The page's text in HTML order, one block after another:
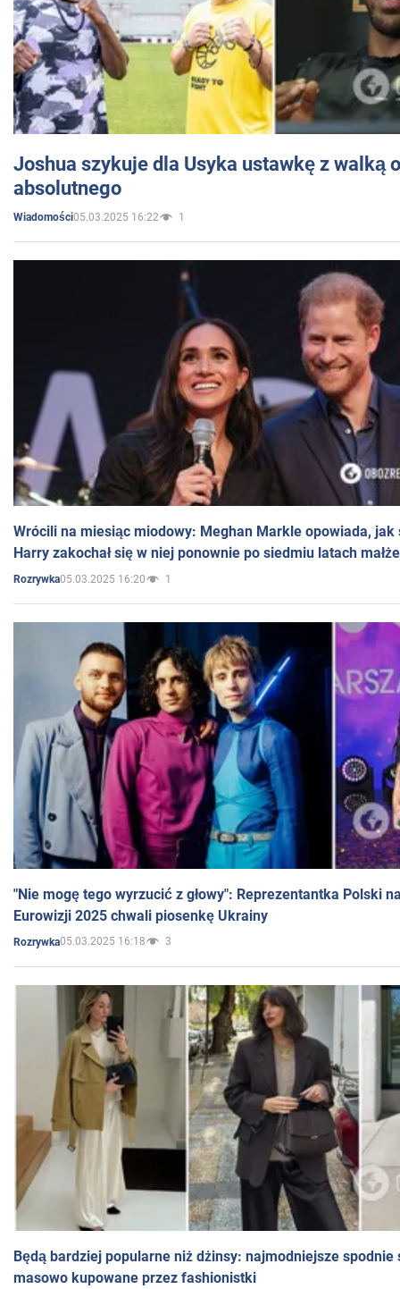
Joshua szykuje dla Usyka ustawkę z walką
absolutnego
Wiadomości05.03.2025 16:22 1
Wrócili na miesiąc miodowy: Meghan Markle opowiada, jak
Harry zakochał się w niej ponownie po siedmiu latach
Rozrywka05.03.2025 16:20 1
"Nie mogę tego wyrzucić z głowy": Reprezentantka Polski
Eurowizji 2025 chwali piosenkę Ukrainy
Rozrywka05.03.2025 16:18 3
Będą bardziej popularne niż dżinsy: najmodniejsze spodnie
masowo kupowane przez fashionistki